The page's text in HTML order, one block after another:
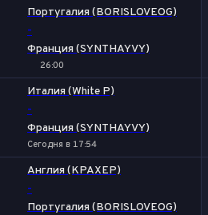
Португалия (BORISLOVEOG)
-
Франция (SYNTHAYVY)
26:00
Италия (White P)
-
Франция (SYNTHAYVY)
Сегодня в 17:54
Англия (KPAXEP)
-
Португалия (BORISLOVEOG)